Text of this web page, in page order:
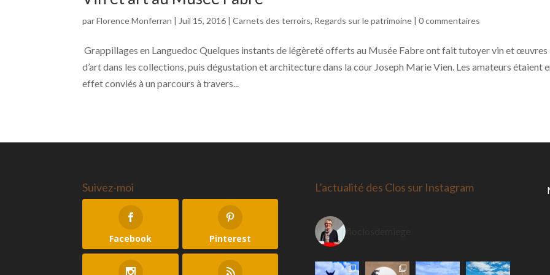
parFlorence Monferran | Juil 15, 2016 |Carnets des terroirs, Regards sur le patrimoine |0 commentaires
Grappillages en Languedoc Quelques instants de légèreté offerts au Musée Fabre ont fait tutoyer vin et œuvres
d’art dans les collections, puis dégustation et architecture dans la cour Joseph Marie Vien. Les amateurs étaient
effet conviés à un parcours à travers...
Suivez-moi
Facebook Pinterest
L’actualité des Clos sur Instagram
floclosdemiege